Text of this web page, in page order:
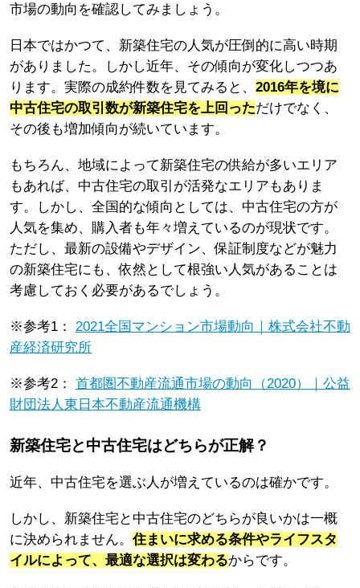
市場の動向を確認してみましょう。
日本ではかつて、新築住宅の人気が圧倒的に高い時期
がありました。しかし近年、その傾向が変化しつつあ
ります。実際の成約件数を見てみると、 2016年を境に
中古住宅の取引数が新築住宅を上回っただけでなく、
その後も増加傾向が続いています。
もちろん、地域によって新築住宅の供給が多いエリア
もあれば、中古住宅の取引が活発なエリアもありま
す。しかし、全国的な傾向としては、中古住宅の方が
人気を集め、購入者も年々増えているのが現状です。
ただし、最新の設備やデザイン、保証制度などが魅力
の新築住宅にも、依然として根強い人気があることは
考慮しておく必要があるでしょう。
※参考1：
2021全国マンション市場動向｜株式会社不動
産経済研究所
※参考2：
首都圏不動産流通市場の動向（2020）｜公益
財団法人東日本不動産流通機構
新築住宅と中古住宅はどちらが正解？
近年、中古住宅を選ぶ人が増えているのは確かです。
しかし、新築住宅と中古住宅のどちらが良いかは一概
に決められません。住まいに求める条件やライフスタ
イルによって、最適な選択は変わるからです。